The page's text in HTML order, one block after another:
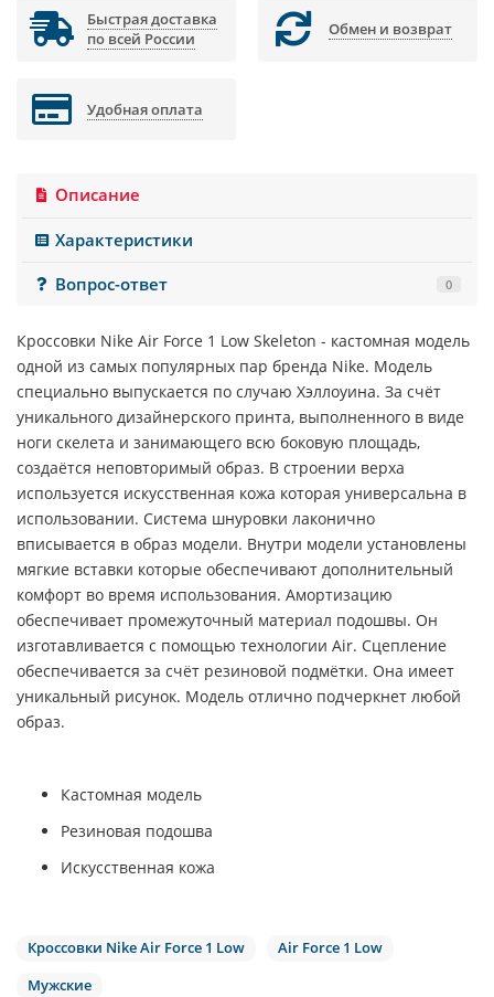
Быстрая доставка
по всей России
Обмен и возврат
Удобная оплата
Описание
Характеристики
Вопрос-ответ
0
Кроссовки Nike Air Force 1 Low Skeleton - кастомная модель
одной из самых популярных пар бренда Nike. Модель
специально выпускается по случаю Хэллоуина. За счёт
уникального дизайнерского принта, выполненного в виде
ноги скелета и занимающего всю боковую площадь,
создаётся неповторимый образ. В строении верха
используется искусственная кожа которая универсальна в
использовании. Система шнуровки лаконично
вписывается в образ модели. Внутри модели установлены
мягкие вставки которые обеспечивают дополнительный
комфорт во время использования. Амортизацию
обеспечивает промежуточный материал подошвы. Он
изготавливается с помощью технологии Air. Сцепление
обеспечивается за счёт резиновой подмётки. Она имеет
уникальный рисунок. Модель отлично подчеркнет любой
образ.
Кастомная модель
Резиновая подошва
Искусственная кожа
Кроссовки Nike Air Force 1 Low
Air Force 1 Low
Мужские